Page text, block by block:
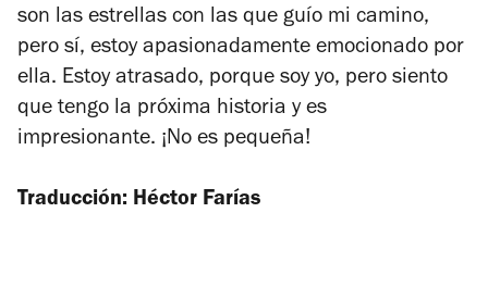
son las estrellas con las que guío mi camino,
pero sí, estoy apasionadamente emocionado por
ella. Estoy atrasado, porque soy yo, pero siento
que tengo la próxima historia y es
impresionante. ¡No es pequeña!
Traducción: Héctor Farías